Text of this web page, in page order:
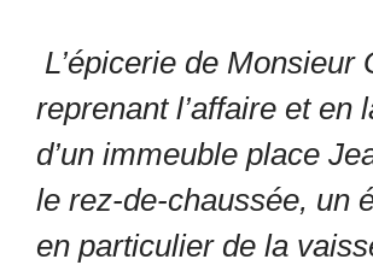
L’épicerie de Monsieur
reprenant l’affaire et
d’un immeuble place
le rez-de-chaussée, un
en particulier de la